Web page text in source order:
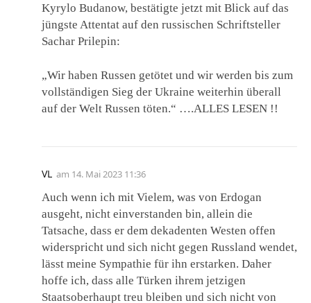
Kyrylo Budanow, bestätigte jetzt mit Blick auf das
jüngste Attentat auf den russischen Schriftsteller
Sachar Prilepin:
„Wir haben Russen getötet und wir werden bis zum
vollständigen Sieg der Ukraine weiterhin überall
auf der Welt Russen töten.“ ….ALLES LESEN !!
VL am 14. Mai 2023 11:36
Auch wenn ich mit Vielem, was von Erdogan
ausgeht, nicht einverstanden bin, allein die
Tatsache, dass er dem dekadenten Westen offen
widerspricht und sich nicht gegen Russland wendet,
lässt meine Sympathie für ihn erstarken. Daher
hoffe ich, dass alle Türken ihrem jetzigen
Staatsoberhaupt treu bleiben und sich nicht von